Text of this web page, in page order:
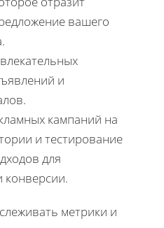
вашего
и
кампаний на
и тестирование
для
конверсии.
метрики и